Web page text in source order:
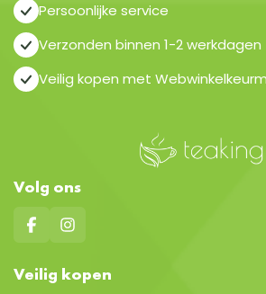
Persoonlijke service
Verzonden binnen 1-2 werkdagen
Veilig kopen met
Volg ons
Veilig kopen